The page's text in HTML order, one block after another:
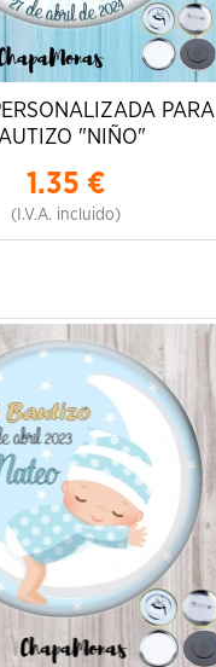
PARA
"NIÑO"
1.35 €
(I.V.A. incluido)